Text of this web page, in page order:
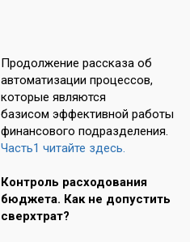
Продолжение рассказа об
автоматизации процессов,
которые являются
базисом эффективной работы
финансового подразделения.
Часть1 читайте здесь.
Контроль расходования
бюджета. Как не допустить
сверхтрат?